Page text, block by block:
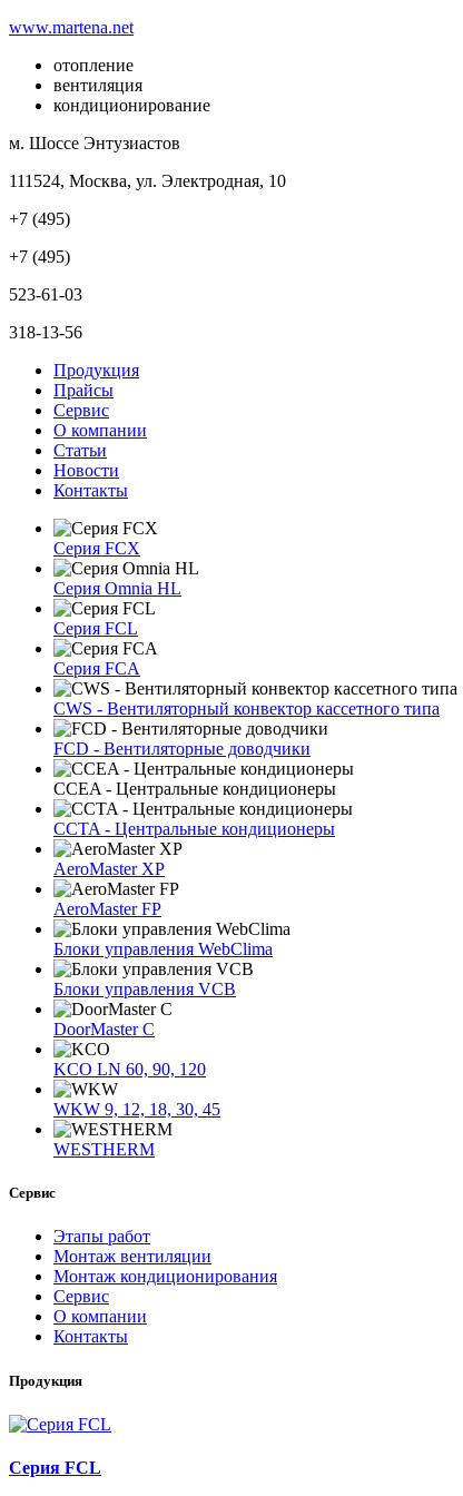
www.martena.net
отопление
вентиляция
кондиционирование
м. Шоссе Энтузиастов
111524, Москва, ул. Электродная, 10
+7 (495)
+7 (495)
523-61-03
318-13-56
Продукция
Прайсы
Сервис
О компании
Статьи
Новости
Контакты
Серия FCX
Серия Omnia HL
Серия FCL
Серия FCA
CWS - Вентиляторный конвектор кассетного типа
FCD - Вентиляторные доводчики
CCEA - Центральные кондиционеры
CCTA - Центральные кондиционеры
AeroMaster XP
AeroMaster FP
Блоки упрaвлeния WebClima
Блоки упрaвлeния VCB
DoorMaster C
KCO LN 60, 90, 120
WKW 9, 12, 18, 30, 45
WESTHERM
Сервис
Этапы работ
Монтаж вентиляции
Монтаж кондиционирования
Сервис
О компании
Контакты
Продукция
Серия FCL